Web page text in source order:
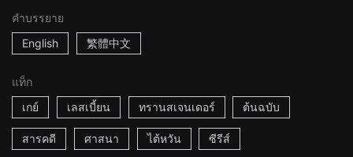
คำบรรยาย
English
繁體中文
แท็ก
เกย์
เลสเบี้ยน ทรานสเจนเดอร์ ต้นฉบับ
สารคดี ศาสนา ไต้หวัน ซีรีส์